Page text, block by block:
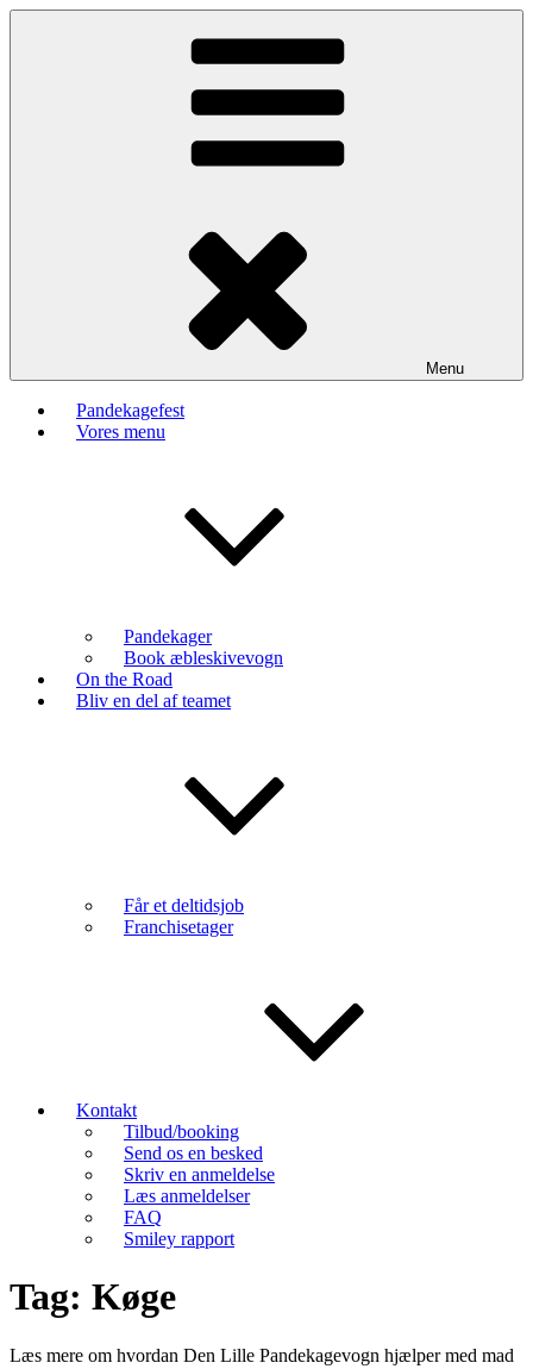
Menu
Pandekagefest
Vores menu
Pandekager
Book æbleskivevogn
On the Road
Bliv en del af teamet
Får et deltidsjob
Franchisetager
Kontakt
Tilbud/booking
Send os en besked
Skriv en anmeldelse
Læs anmeldelser
FAQ
Smiley rapport
Tag: Køge
Læs mere om hvordan Den Lille Pandekagevogn hjælper med mad